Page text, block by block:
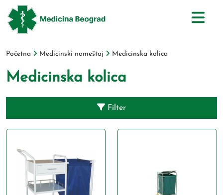
Početna Medicinski nameštaj Medicinska kolica
Medicinska kolica
Filter